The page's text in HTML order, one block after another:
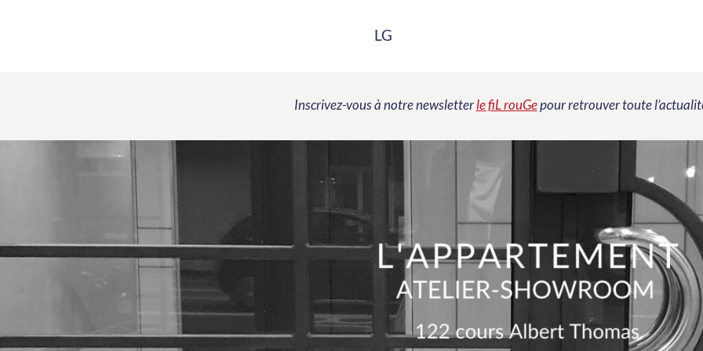
LG
Inscrivez-vous à notre newsletterle fiL rouGepour retrouver toute